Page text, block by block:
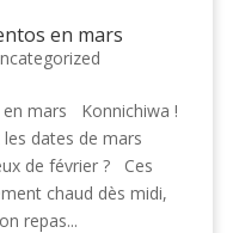
en mars
en mars Konnichiwa !
dates de mars
de février ? Ces
chaud dès midi,
repas...